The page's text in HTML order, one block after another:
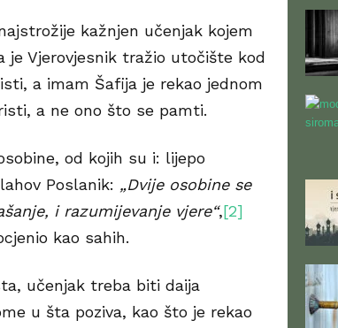
kažnjen učenjak kojem
je Vjerovjesnik tražio utočište kod
a imam Šafija je rekao jednom
a ne ono što se pamti.
od kojih su i: lijepo
Poslanik: „Dvije osobine se
i razumijevanje vjere“,[2]
kao sahih.
učenjak treba biti daija
u šta poziva, kao što je rekao